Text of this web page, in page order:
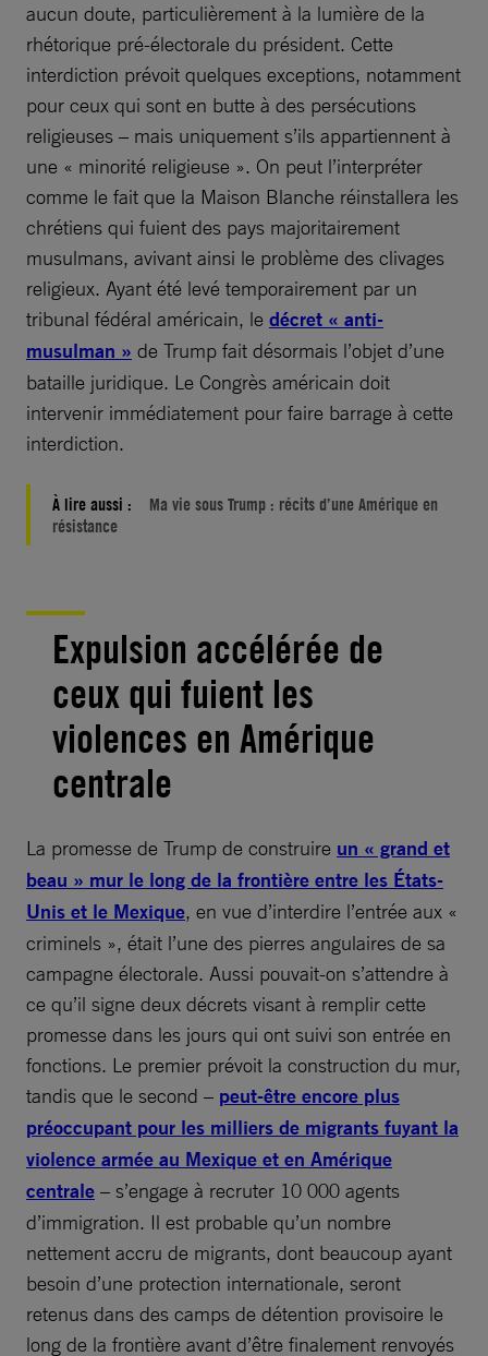
aucun doute, particulièrement à la lumière de la
rhétorique pré-électorale du président. Cette
interdiction prévoit quelques exceptions, notamment
pour ceux qui sont en butte à des persécutions
religieuses – mais uniquement s’ils appartiennent à
une « minorité religieuse ». On peut l’interpréter
comme le fait que la Maison Blanche réinstallera les
chrétiens qui fuient des pays majoritairement
musulmans, avivant ainsi le problème des clivages
religieux. Ayant été levé temporairement par un
tribunal fédéral américain, le décret « anti-
musulman » de Trump fait désormais l’objet d’une
bataille juridique. Le Congrès américain doit
intervenir immédiatement pour faire barrage à cette
interdiction.
À lire aussi :
Ma vie sous Trump : récits d’une Amérique en
résistance
Expulsion accélérée de
ceux qui fuient les
violences en Amérique
centrale
La promesse de Trump de construire un « grand et
beau » mur le long de la frontière entre les États-
Unis et le Mexique, en vue d’interdire l’entrée aux «
criminels », était l’une des pierres angulaires de sa
campagne électorale. Aussi pouvait-on s’attendre à
ce qu’il signe deux décrets visant à remplir cette
promesse dans les jours qui ont suivi son entrée en
fonctions. Le premier prévoit la construction du mur,
tandis que le second – peut-être encore plus
préoccupant pour les milliers de migrants fuyant la
violence armée au Mexique et en Amérique
centrale – s’engage à recruter 10 000 agents
d’immigration. Il est probable qu’un nombre
nettement accru de migrants, dont beaucoup ayant
besoin d’une protection internationale, seront
retenus dans des camps de détention provisoire le
long de la frontière avant d’être finalement renvoyés